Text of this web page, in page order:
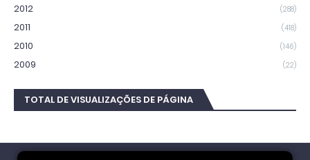
2012 (288)
2011 (418)
2010 (146)
2009 (22)
TOTAL DE VISUALIZAÇÕES DE PÁGINA